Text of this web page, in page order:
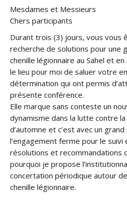
Mesdames et Messieurs
Chers participants
Durant trois (3) jours, vous vous
recherche de solutions pour une
chenille légionnaire au Sahel et en
le lieu pour moi de saluer votre
détermination qui ont permis
présente conférence.
Elle marque sans conteste un
dynamisme dans la lutte contre
d’automne et c’est avec un
l’engagement ferme pour le
résolutions et recommandations
pourquoi je propose
concertation périodique autour
chenille légionnaire.